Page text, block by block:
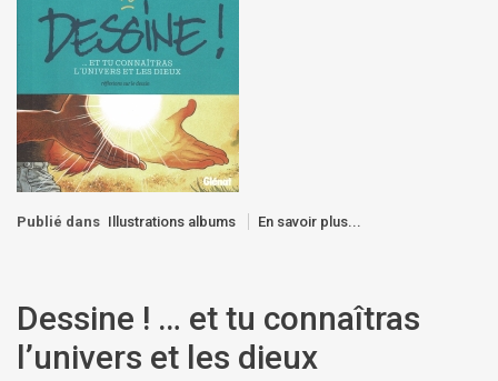
Publié dans Illustrations albums En savoir plus...
Dessine ! … et tu connaîtras
l’univers et les dieux